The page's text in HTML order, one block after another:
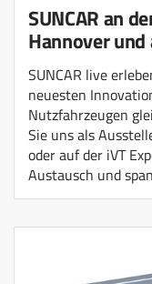
SUNCAR an
Hannover und
SUNCAR live
neuesten
Nutzfahrzeugen
Sie uns als
oder auf der iVT
Austausch und